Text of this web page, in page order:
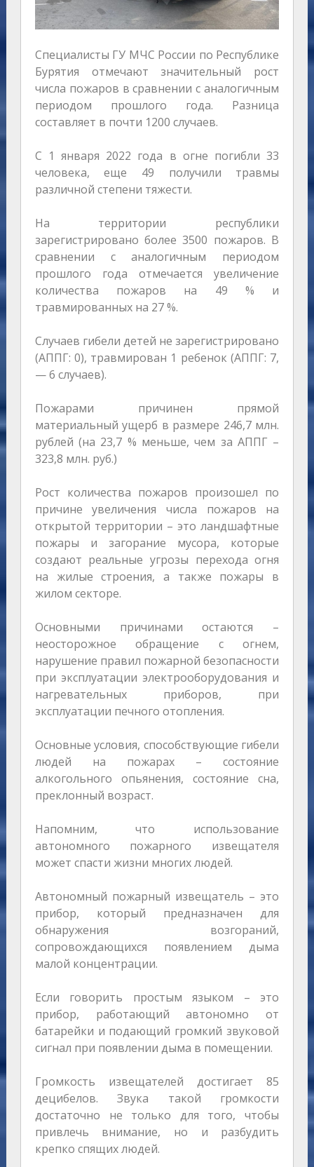
Специалисты ГУ МЧС России по Республике
Бурятия отмечают значительный рост
числа пожаров в сравнении с аналогичным
периодом прошлого года. Разница
составляет в почти 1200 случаев.
С 1 января 2022 года в огне погибли 33
человека, еще 49 получили травмы
различной степени тяжести.
На территории республики
зарегистрировано более 3500 пожаров. В
сравнении с аналогичным периодом
прошлого года отмечается увеличение
количества пожаров на 49 % и
травмированных на 27 %.
Случаев гибели детей не зарегистрировано
(АППГ: 0), травмирован 1 ребенок (АППГ: 7,
— 6 случаев).
Пожарами причинен прямой
материальный ущерб в размере 246,7 млн.
рублей (на 23,7 % меньше, чем за АППГ –
323,8 млн. руб.)
Рост количества пожаров произошел по
причине увеличения числа пожаров на
открытой территории – это ландшафтные
пожары и загорание мусора, которые
создают реальные угрозы перехода огня
на жилые строения, а также пожары в
жилом секторе.
Основными причинами остаются –
неосторожное обращение с огнем,
нарушение правил пожарной безопасности
при эксплуатации электрооборудования и
нагревательных приборов, при
эксплуатации печного отопления.
Основные условия, способствующие гибели
людей на пожарах – состояние
алкогольного опьянения, состояние сна,
преклонный возраст.
Напомним, что использование
автономного пожарного извещателя
может спасти жизни многих людей.
Автономный пожарный извещатель – это
прибор, который предназначен для
обнаружения возгораний,
сопровождающихся появлением дыма
малой концентрации.
Если говорить простым языком – это
прибор, работающий автономно от
батарейки и подающий громкий звуковой
сигнал при появлении дыма в помещении.
Громкость извещателей достигает 85
децибелов. Звука такой громкости
достаточно не только для того, чтобы
привлечь внимание, но и разбудить
крепко спящих людей.